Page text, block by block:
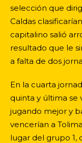
selección que
Caldas
capitalino salió
resultado que le
a falta de dos
En la cuarta
quinta y última se
jugando mejor y
vencerían a
lugar del grupo 1,